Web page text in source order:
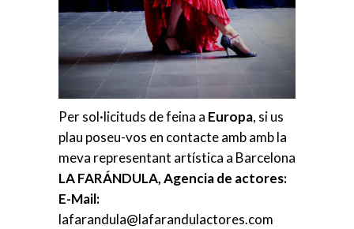
Per sol·licituds de feina a Europa, si us
plau poseu-vos en contacte amb amb la
meva representant artística a Barcelona
LA FARÁNDULA, Agencia de actores:
E-Mail:
lafarandula@lafarandulactores.com